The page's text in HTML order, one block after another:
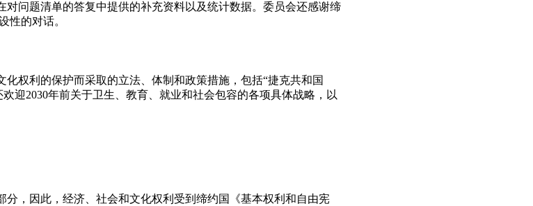
对问题清单的答复中提供的补充资料以及统计数据。委员会还感谢缔
性的对话。
权利的保护而采取的立法、体制和政策措施，包括“捷克共和国
迎2030年前关于卫生、教育、就业和社会包容的各项具体战略，以
分，因此，经济、社会和文化权利受到缔约国《基本权利和自由宪